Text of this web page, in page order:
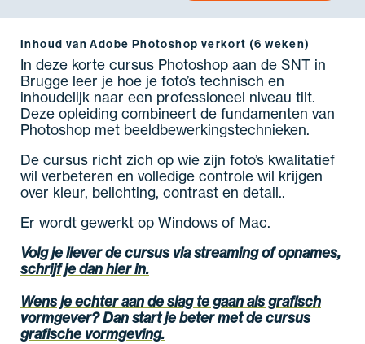
Inhoud van Adobe Photoshop verkort (6 weken)
In deze korte cursus Photoshop aan de SNT in
Brugge leer je hoe je foto’s technisch en
inhoudelijk naar een professioneel niveau tilt.
Deze opleiding combineert de fundamenten van
Photoshop met beeldbewerkingstechnieken.
De cursus richt zich op wie zijn foto’s kwalitatief
wil verbeteren en volledige controle wil krijgen
over kleur, belichting, contrast en detail..
Er wordt gewerkt op Windows of Mac.
Volg je liever de cursus via streaming of opnames,
schrijf je dan hier in.
Wens je echter aan de slag te gaan als grafisch
vormgever? Dan start je beter met de cursus
grafische vormgeving.